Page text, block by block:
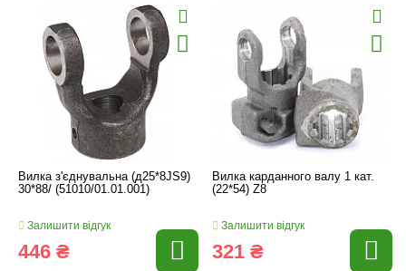
Вилка з'єднувальна (д25*8JS9)
30*88/ (51010/01.01.001)
Залишити відгук
446 ₴
Вилка карданного валу 1 кат.
(22*54) Z8
Залишити відгук
321 ₴